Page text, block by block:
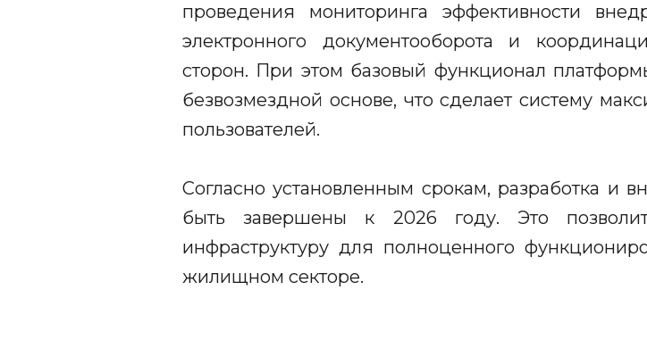
проведения мониторинга эффективности
электронного документооборота и
сторон. При этом базовый функционал
безвозмездной основе, что сделает систему
пользователей.
Согласно установленным срокам, разработка
быть завершены к 2026 году. Это
инфраструктуру для полноценного
жилищном секторе.